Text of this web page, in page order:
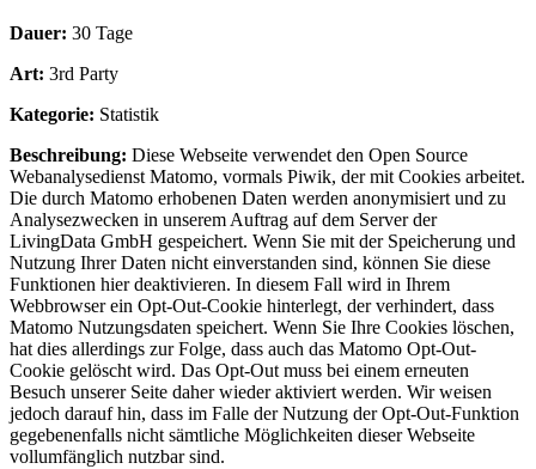
Dauer: 30 Tage
Art: 3rd Party
Kategorie: Statistik
Beschreibung: Diese Webseite verwendet den Open Source
Webanalysedienst Matomo, vormals Piwik, der mit Cookies arbeitet.
Die durch Matomo erhobenen Daten werden anonymisiert und zu
Analysezwecken in unserem Auftrag auf dem Server der
LivingData GmbH gespeichert. Wenn Sie mit der Speicherung und
Nutzung Ihrer Daten nicht einverstanden sind, können Sie diese
Funktionen hier deaktivieren. In diesem Fall wird in Ihrem
Webbrowser ein Opt-Out-Cookie hinterlegt, der verhindert, dass
Matomo Nutzungsdaten speichert. Wenn Sie Ihre Cookies löschen,
hat dies allerdings zur Folge, dass auch das Matomo Opt-Out-
Cookie gelöscht wird. Das Opt-Out muss bei einem erneuten
Besuch unserer Seite daher wieder aktiviert werden. Wir weisen
jedoch darauf hin, dass im Falle der Nutzung der Opt-Out-Funktion
gegebenenfalls nicht sämtliche Möglichkeiten dieser Webseite
vollumfänglich nutzbar sind.